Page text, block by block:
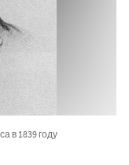
в 1839 году